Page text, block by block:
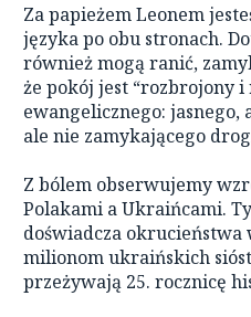
Za papieżem Leonem
języka po obu stronach.
również mogą ranić,
że pokój jest “rozbrojony
ewangelicznego:
ale nie zamykającego
Z bólem obserwujemy
Polakami a Ukraińcami.
doświadcza okrucieństwa
milionom ukraińskich
przeżywają 25. rocznicę